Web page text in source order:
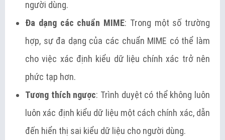
người dùng.
Đa dạng các chuẩn MIME: Trong một số trường
hợp, sự đa dạng của các chuẩn MIME có thể làm
cho việc xác định kiểu dữ liệu chính xác trở nên
phức tạp hơn.
Tương thích ngược: Trình duyệt có thể không luôn
luôn xác định kiểu dữ liệu một cách chính xác, dẫn
đến hiển thị sai kiểu dữ liệu cho người dùng.